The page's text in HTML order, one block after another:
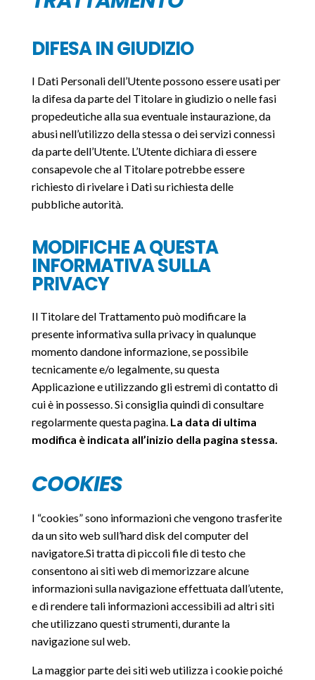
DIFESA IN GIUDIZIO
I Dati Personali dell’Utente possono essere usati per
la difesa da parte del Titolare in giudizio o nelle fasi
propedeutiche alla sua eventuale instaurazione, da
abusi nell’utilizzo della stessa o dei servizi connessi
da parte dell’Utente. L’Utente dichiara di essere
consapevole che al Titolare potrebbe essere
richiesto di rivelare i Dati su richiesta delle
pubbliche autorità.
MODIFICHE A QUESTA
INFORMATIVA SULLA
PRIVACY
Il Titolare del Trattamento può modificare la
presente informativa sulla privacy in qualunque
momento dandone informazione, se possibile
tecnicamente e/o legalmente, su questa
Applicazione e utilizzando gli estremi di contatto di
cui è in possesso. Si consiglia quindi di consultare
regolarmente questa pagina. La data di ultima
modifica è indicata all’inizio della pagina stessa.
COOKIES
I “cookies” sono informazioni che vengono trasferite
da un sito web sull’hard disk del computer del
navigatore.Si tratta di piccoli file di testo che
consentono ai siti web di memorizzare alcune
informazioni sulla navigazione effettuata dall’utente,
e di rendere tali informazioni accessibili ad altri siti
che utilizzano questi strumenti, durante la
navigazione sul web.
La maggior parte dei siti web utilizza i cookie poiché